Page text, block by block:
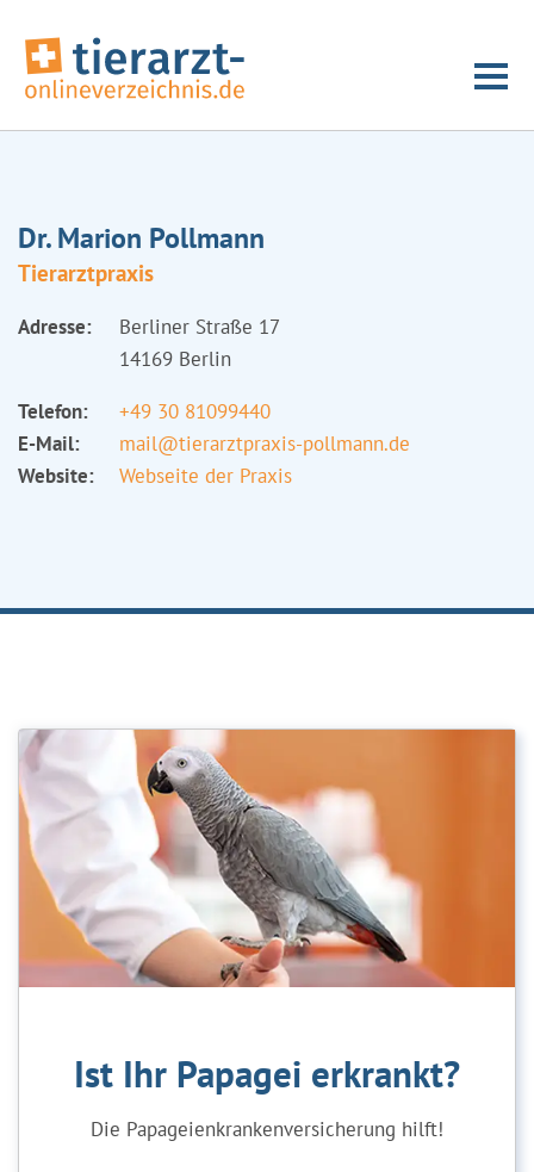
Dr. Marion Pollmann
Tierarztpraxis
Adresse:
Berliner Straße 17
14169 Berlin
Telefon:
+49 30 81099440
E-Mail:
mail@tierarztpraxis-pollmann.de
Website:
Webseite der Praxis
Ist Ihr Papagei erkrankt?
Die Papageienkrankenversicherung hilft!